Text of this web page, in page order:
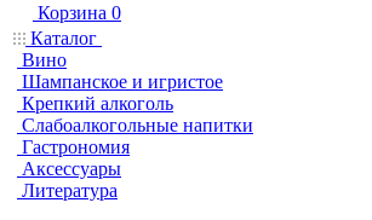
Корзина 0
Каталог
Вино
Шампанское и игристое
Крепкий алкоголь
Слабоалкогольные напитки
Гастрономия
Аксессуары
Литература